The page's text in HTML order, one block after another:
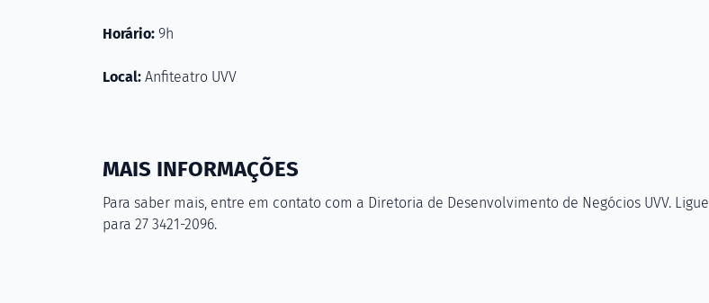
Horário: 9h
Local: Anfiteatro UVV
MAIS INFORMAÇÕES
Para saber mais, entre em contato com a Diretoria de Desenvolvimento de Negócios UVV. Ligue
para 27 3421-2096.